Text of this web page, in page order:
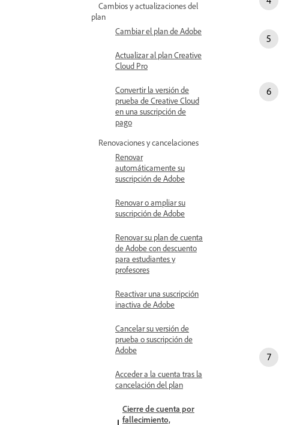
Cambios y actualizaciones del
plan
Cambiar el plan de Adobe
Actualizar al plan Creative
Cloud Pro
Convertir la versión de
prueba de Creative Cloud
en una suscripción de
pago
Renovaciones y cancelaciones
Renovar
automáticamente su
suscripción de Adobe
Renovar o ampliar su
suscripción de Adobe
Renovar su plan de cuenta
de Adobe con descuento
para estudiantes y
profesores
Reactivar una suscripción
inactiva de Adobe
Cancelar su versión de
prueba o suscripción de
Adobe
Acceder a la cuenta tras la
cancelación del plan
Cierre de cuenta por
fallecimiento,